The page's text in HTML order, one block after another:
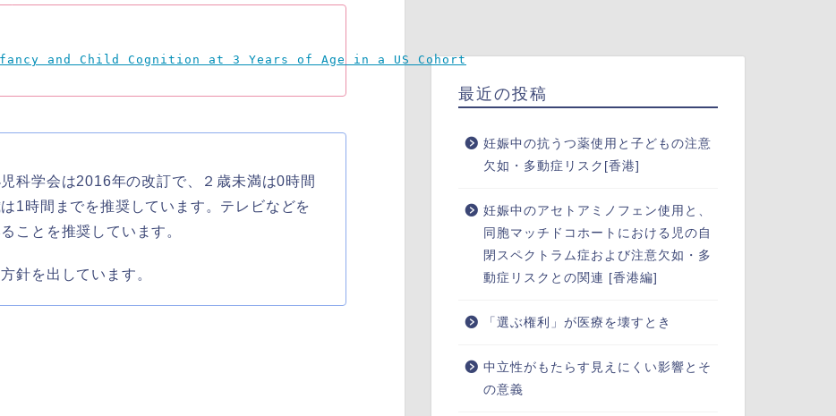
and Child Cognition at 3 Years of Age in a US Cohort
科学会は2016年の改訂で、２歳未満は0時間
1時間までを推奨しています。テレビなどを
ことを推奨しています。
針を出しています。
最近の投稿
妊娠中の抗うつ薬使用と子どもの注意
欠如・多動症リスク[香港]
妊娠中のアセトアミノフェン使用と、
同胞マッチドコホートにおける児の自
閉スペクトラム症および注意欠如・多
動症リスクとの関連 [香港編]
「選ぶ権利」が医療を壊すとき
中立性がもたらす見えにくい影響とそ
の意義